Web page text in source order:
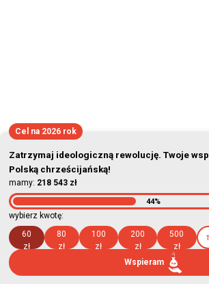
Cel na 2026 rok
Zatrzymaj ideologiczną rewolucję. Twoje
Polską chrześcijańską!
mamy: 218 543 zł
44%
wybierz kwotę:
60
zł
80
zł
100
zł
200
zł
500
zł
Wspieram